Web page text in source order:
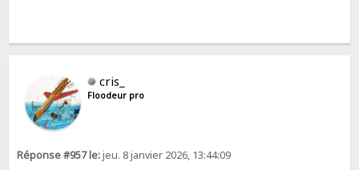
cris_
Floodeur pro
Réponse #957 le:jeu. 8 janvier 2026, 13:44:09